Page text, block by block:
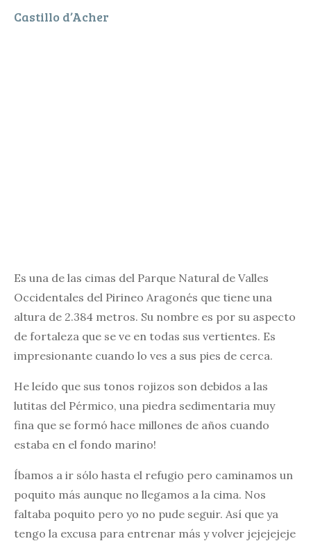
Castillo d’Acher
Es una de las cimas del Parque Natural de Valles
Occidentales del Pirineo Aragonés que tiene una
altura de 2.384 metros. Su nombre es por su aspecto
de fortaleza que se ve en todas sus vertientes. Es
impresionante cuando lo ves a sus pies de cerca.
He leído que sus tonos rojizos son debidos a las
lutitas del Pérmico, una piedra sedimentaria muy
fina que se formó hace millones de años cuando
estaba en el fondo marino!
Íbamos a ir sólo hasta el refugio pero caminamos un
poquito más aunque no llegamos a la cima. Nos
faltaba poquito pero yo no pude seguir. Así que ya
tengo la excusa para entrenar más y volver jejejejeje